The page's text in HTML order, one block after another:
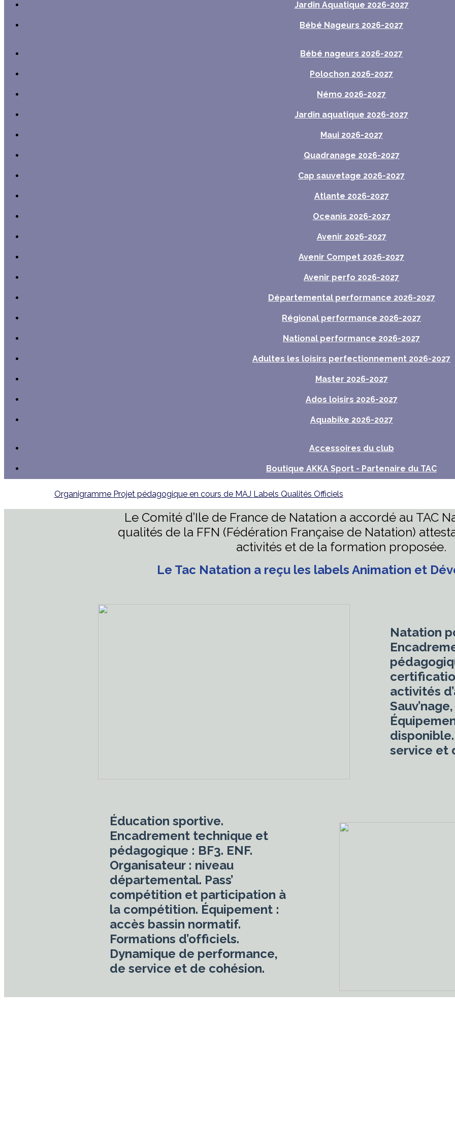
Jardin Aquatique 2026-2027
Bébé Nageurs 2026-2027
Bébé nageurs 2026-2027
Polochon 2026-2027
Némo 2026-2027
Jardin aquatique 2026-2027
Maui 2026-2027
Quadranage 2026-2027
Cap sauvetage 2026-2027
Atlante 2026-2027
Oceanis 2026-2027
Avenir 2026-2027
Avenir Compet 2026-2027
Avenir perfo 2026-2027
Départemental performance 2026-2027
Régional performance 2026-2027
National performance 2026-2027
Adultes les loisirs perfectionnement 2026-2027
Master 2026-2027
Ados loisirs 2026-2027
Aquabike 2026-2027
Accessoires du club
Boutique AKKA Sport - Partenaire du TAC
Organigramme Projet pédagogique en cours de MAJ Labels Qualités Officiels
Le Comité d’Ile de France de Natation a accordé au TAC
qualités de la FFN (Fédération Française de Natation)
activités et de la formation proposée.
Le Tac Natation a reçu les labels Animation et
Natation
activités
service et
Éducation sportive.
Encadrement technique et
pédagogique : BF3. ENF.
Organisateur : niveau
départemental. Pass’
compétition et participation à
la compétition. Équipement :
accès bassin normatif.
Formations d’ofﬁciels.
Dynamique de performance,
de service et de cohésion.